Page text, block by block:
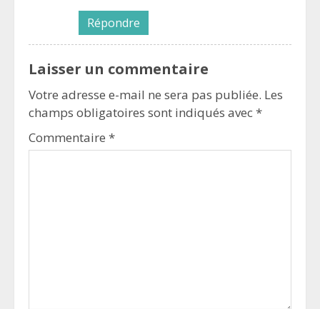
Répondre
Laisser un commentaire
Votre adresse e-mail ne sera pas publiée. Les
champs obligatoires sont indiqués avec*
Commentaire *